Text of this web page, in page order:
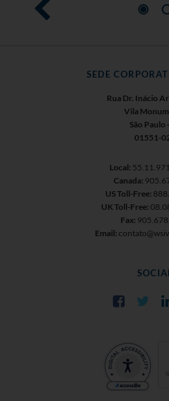
SEDE
Rua Dr. Inácio
Vila
São Paulo
01551-
Local:
Canada:
US Toll-Free:
UK Toll-Free:
Fax:
Email:
Facebook